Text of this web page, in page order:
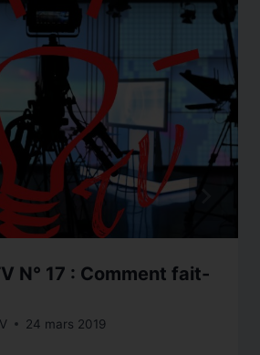
N° 17 : Comment fait-
24 mars 2019